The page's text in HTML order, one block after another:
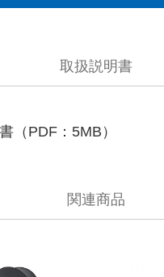
取扱説明書
（PDF：5MB）
関連商品